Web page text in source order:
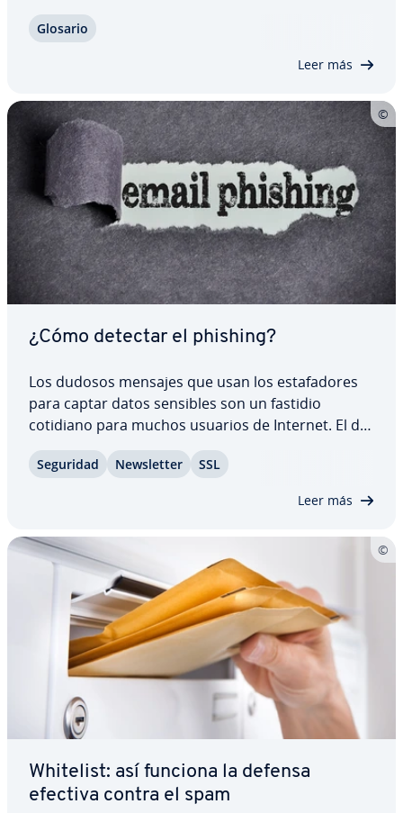
no hay rastro de in­di­ca­do­res típicos como los si­n­
Glosario
Leer más
¿Cómo detectar el phishing?
Los dudosos mensajes que usan los es­ta­fa­do­res
para captar datos sensibles son un fastidio
cotidiano para muchos usuarios de Internet. El de­
cada año, ocasiona daños que derivan en pérdidas
Seguridad Ne­w­s­le­t­ter SSL
Leer más
Whitelist: así funciona la defensa
efectiva contra el spam